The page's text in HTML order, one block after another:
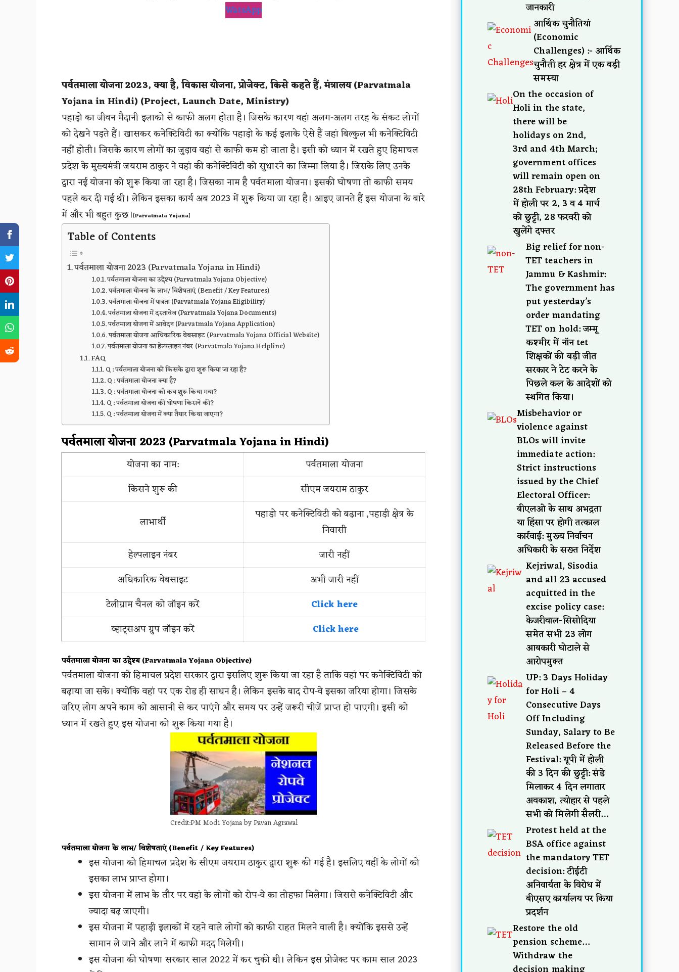
WatsApp
पर्वतमाला योजना 2023, क्या है,विकास योजना, प्रोजेक्ट, किसे कहते हैं, मंत्रालय (Parvatmala
Yojana in Hindi) (Project,Launch Date,Ministry)
पहाड़ो का जीवन मैदानी इलाको से काफी अलग होता है। जिसके कारण वहां अलग-अलग तरह के संकट लोगों
को देखने पड़ते हैं। खासकर कनेक्टिविटी का क्योंकि पहाड़ो के कई इलाके ऐसे हैं जहां बिल्कुल भी कनेक्टिविटी
नहीं होती। जिसके कारण लोगों का जुड़ाव वहां से काफी कम हो जाता है। इसी को ध्यान में रखते हुए हिमाचल
प्रदेश के मुख्यमंत्री जयराम ठाकुर ने वहां की कनेक्टिविटी को सुधारने का जिम्मा लिया है। जिसके लिए उनके
द्वारा नई योजना को शुरू किया जा रहा है। जिसका नाम है पर्वतमाला योजना। इसकी घोषणा तो काफी समय
पहले कर दी गई थी। लेकिन इसका कार्य अब 2023 में शुरू किया जा रहा है। आइए जानते हैं इस योजना के बारे
में और भी बहुत कुछ।[Parvatmala Yojana]
Table of Contents
पर्वतमाला योजना 2023 (Parvatmala Yojana in Hindi)
पर्वतमाला योजना का उद्देश्य (Parvatmala Yojana Objective)
पर्वतमाला योजना के लाभ/ विशेषताएं (Benefit / Key Features)
पर्वतमाला योजना में पात्रता (Parvatmala Yojana Eligibility)
पर्वतमाला योजना में दस्तावेज (Parvatmala Yojana Documents)
पर्वतमाला योजना में आवेदन (Parvatmala Yojana Application)
पर्वतमाला योजना आधिकारिक वेबसाइट (Parvatmala Yojana Official Website)
पर्वतमाला योजना का हेल्पलाइन नंबर (Parvatmala Yojana Helpline)
FAQ
Q : पर्वतमाला योजना को किसके द्वारा शुरू किया जा रहा है?
Q : पर्वतमाला योजना क्या है?
Q : पर्वतमाला योजना को कब शुरू किया गया?
Q : पर्वतमाला योजना की घोषणा किसने की?
Q : पर्वतमाला योजना में क्या तैयार किया जाएगा?
पर्वतमाला योजना 2023 (Parvatmala Yojana inHindi)
योजना का नाम:
पर्वतमाला योजना
किसने शुरू की
सीएम जयराम ठाकुर
लाभार्थी
पहाड़ो पर कनेक्टिविटी को बढ़ाना ,पहाड़ी क्षेत्र के
निवासी
हेल्पलाइन नंबर
जारी नहीं
अधिकारिक वेबसाइट
अभी जारी नहीं
टेलीग्राम चैनल को जॉइन करें
Click here
व्हाट्सअप ग्रुप जॉइन करें
Click here
पर्वतमाला योजना का उद्देश्य (Parvatmala Yojana Objective)
पर्वतमाला योजना को हिमाचल प्रदेश सरकार द्वारा इसलिए शुरू किया जा रहा है ताकि वहां पर कनेक्टिविटी को
बढ़ाया जा सके। क्योंकि वहां पर एक रोड ही साधन है। लेकिन इसके बाद रोप-वे इसका जरिया होगा। जिसके
जरिए लोग अपने काम को आसानी से कर पाएंगे और समय पर उन्हें जरूरी चीजें प्राप्त हो पाएगी। इसी को
ध्यान में रखते हुए इस योजना को शुरू किया गया है।
Credit:PM Modi Yojana by Pavan Agrawal
पर्वतमाला योजना के लाभ/ विशेषताएं (Benefit / Key Features)
इस योजना को हिमाचल प्रदेश के सीएम जयराम ठाकुर द्वारा शुरू की गई है। इसलिए वहीं के लोगों को
इसका लाभ प्राप्त होगा।
इस योजना में लाभ के तौर पर वहां के लोगों को रोप-वे का तोहफा मिलेगा। जिससे कनेक्टिविटी और
ज्यादा बढ़ जाएगी।
इस योजना में पहाड़ी इलाकों में रहने वाले लोगों को काफी राहत मिलने वाली है। क्योंकि इससे उन्हें
सामान ले जाने और लाने में काफी मदद मिलेगी।
इस योजना की घोषणा सरकार साल 2022 में कर चुकी थी। लेकिन इस प्रोजेक्ट पर काम साल 2023
जानकारी
आर्थिक चुनौतियां
(Economic
Challenges) :- आर्थिक
चुनौती हर क्षेत्र में एक बड़ी
समस्या
On the occasion of
Holi in the state,
there will be
holidays on 2nd,
3rd and 4th March;
government offices
will remain open on
28th February: प्रदेश
में होली पर 2, 3 व 4 मार्च
को छुट्टी, 28 फरवरी को
खुलेंगे दफ्तर
Big relief for non-
TET teachers in
Jammu & Kashmir:
The government has
put yesterday’s
order mandating
TET on hold: जम्मू
कश्मीर में नॉन tet
शिक्षकों की बड़ी जीत
सरकार ने टेट करने के
पिछले कल के आदेशों को
स्थगित किया।
Misbehavior or
violence against
BLOs will invite
immediate action:
Strict instructions
issued by the Chief
Electoral Officer:
बीएलओ के साथ अभद्रता
या हिंसा पर होगी तत्काल
कार्रवाई: मुख्य निर्वाचन
अधिकारी के सख्त निर्देश
Kejriwal, Sisodia
and all 23 accused
acquitted in the
excise policy case:
केजरीवाल-सिसोदिया
समेत सभी 23 लोग
आबकारी घोटाले से
आरोपमुक्त
UP: 3 Days Holiday
for Holi – 4
Consecutive Days
Off Including
Sunday, Salary to Be
Released Before the
Festival: यूपी में होली
की 3 दिन की छुट्टी: संडे
मिलाकर 4 दिन लगातार
अवकाश, त्योहार से पहले
सभी को मिलेगी सैलरी…
Protest held at the
BSA office against
the mandatory TET
decision: टीईटी
अनिवार्यता के विरोध में
बीएसए कार्यालय पर किया
प्रदर्शन
Restore the old
pension scheme…
Withdraw the